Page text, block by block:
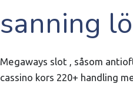
sanning
Megaways slot , såsom
cassino kors 220+ handling